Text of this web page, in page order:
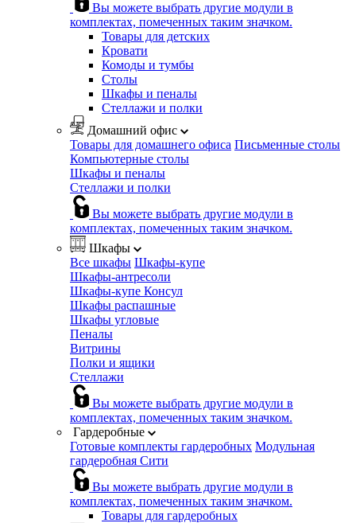
Вы можете выбрать другие модули в
комплектах, помеченных таким значком.
Товары для детских
Кровати
Комоды и тумбы
Столы
Шкафы и пеналы
Стеллажи и полки
Домашний офис
Товары для домашнего офиса Письменные столы
Компьютерные столы
Шкафы и пеналы
Стеллажи и полки
Вы можете выбрать другие модули в
комплектах, помеченных таким значком.
Шкафы
Все шкафы Шкафы-купе
Шкафы-антресоли
Шкафы-купе Консул
Шкафы распашные
Шкафы угловые
Пеналы
Витрины
Полки и ящики
Стеллажи
Вы можете выбрать другие модули в
комплектах, помеченных таким значком.
Гардеробные
Готовые комплекты гардеробных Модульная
гардеробная Сити
Вы можете выбрать другие модули в
комплектах, помеченных таким значком.
Товары для гардеробных